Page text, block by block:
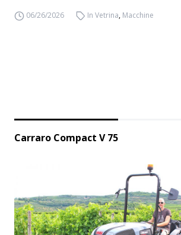
06/26/2026 In Vetrina, Macchine
Carraro Compact V 75